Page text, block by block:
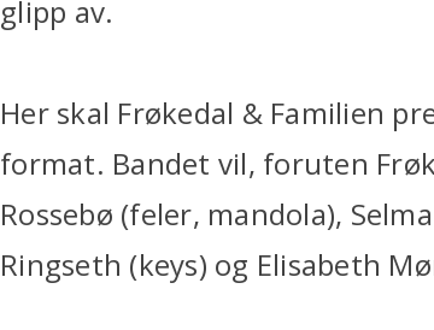
glipp av.
Her skal Frøkedal & Familien
format. Bandet vil, foruten
Rossebø (feler, mandola),
Ringseth (keys) og Elisabeth